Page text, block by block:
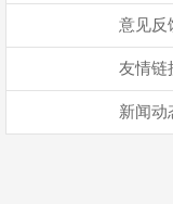
意见反
友情链
新闻动